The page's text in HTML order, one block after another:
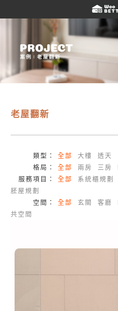
老屋翻新
類型： 全部 大樓
透天
格局：
全部 兩房 三房
服務項目：
全部 系統櫃規劃
胚屋規劃
空間：
全部 玄關 客廳
共空間